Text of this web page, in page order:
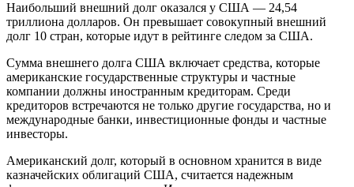
Наибольший внешний долг оказался у США — 24,54
триллиона долларов. Он превышает совокупный внешний
долг 10 стран, которые идут в рейтинге следом за США.
Сумма внешнего долга США включает средства, которые
американские государственные структуры и частные
компании должны иностранным кредиторам. Среди
кредиторов встречаются не только другие государства, но и
международные банки, инвестиционные фонды и частные
инвесторы.
Американский долг, который в основном хранится в виде
казначейских облигаций США, считается надежным